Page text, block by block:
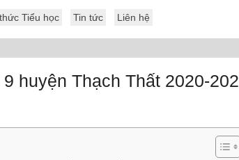
Tiểu học Tin tức Liên hệ
huyện Thạch Thất 2020-